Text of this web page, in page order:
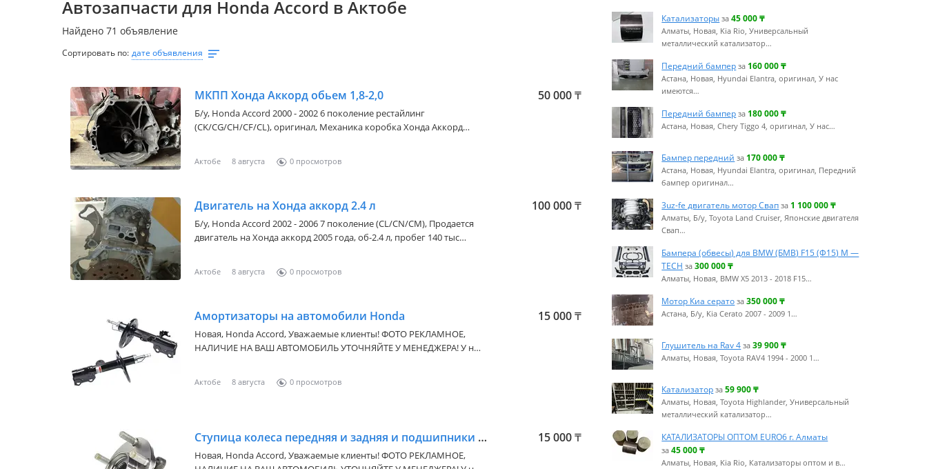
Автозапчасти для Honda Accord в Актобе
Найдено 71 объявление
Сортировать по: дате объявления
МКПП Хонда Аккорд обьем 1,8-2,0 50 000₸
Б/y, Honda Accord 2000 - 2002 6 поколение рестайлинг
(CK/CG/CH/CF/CL), оригинал, Механика коробка Хонда Аккорд
Актобе 8 августа 0
Двигатель на Хонда аккорд 2.4 л 100 000₸
Б/y, Honda Accord 2002 - 2006 7 поколение (CL/CN/CM), Продается
двигатель на Хонда аккорд 2005 года, об-2.4 л, пробег 140 тыс
Актобе 8 августа 0
Амортизаторы на автомобили Honda 15 000₸
Новая, Honda Accord, Уважаемые клиенты! ФОТО РЕКЛАМНОЕ,
НАЛИЧИЕ НА ВАШ АВТОМОБИЛЬ УТОЧНЯЙТЕ У МЕНЕДЖЕРА! У нас
крупный поставщик запчастей для японских и корейских
поставки автозапчастей с фабрик Китая и Тайваня без
посредников на такие марки, как Kia, Hyundai, Toyota, Nissan, Ford,
Lexus, InfIniti, Subaru, Mitsubishi, Honda и другие. В ассортименте
Актобе 8 августа 0
Ступица колеса передняя и задняя и подшипники на автомобили Honda 15 000₸
Новая, Honda Accord, Уважаемые клиенты! ФОТО РЕКЛАМНОЕ,
Катализаторы за45 000₸
Алматы, Новая, Kia Rio, Универсальный
металлический катализатор…
Передний бампер за 160 000₸
Астана, Новая, Hyundai Elantra, оригинал, У нас
имеются…
Передний бампер за 180 000₸
Астана, Новая, Chery Tiggo 4, оригинал, У нас…
Бампер передний за 170 000₸
Астана, Новая, Hyundai Elantra, оригинал, Передний
бампер оригинал…
3uz-fe двигатель мотор Свап за 1 100 000₸
Алматы, Б/у, Toyota Land Cruiser, Японские двигателя
Свап…
Бампера (обвесы) для BMW (БМB) F15 (Ф15) М —
TECH за300 000₸
Алматы, Новая, BMW X5 2013 - 2018 F15…
Мотор Киа серато за350 000₸
Астана, Б/у, Kia Cerato 2007 - 2009 1…
Глушитель на Rav 4 за39 900₸
Алматы, Новая, Toyota RAV4 1994 - 2000 1…
Катализатор за59 900₸
Алматы, Новая, Toyota Highlander, Универсальный
металлический катализатор…
КАТАЛИЗАТОРЫ ОПТОМ EURO6 г. Алматы
за45 000₸
Алматы, Новая, Kia Rio, Катализаторы оптом и в…